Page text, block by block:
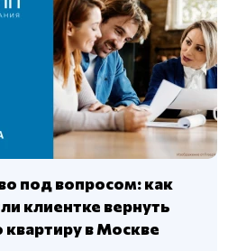
под вопросом: как
клиентке вернуть
в Москве